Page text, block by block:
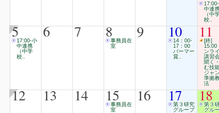
中連
（中
校..
517:00‐小
中連携
（中学
校..
6 7 8事務員在
室
9 10
14：00-
17：00
パーマー
賞..
11
[終]
15:00
ンラ
講習
聞く
む技
ジャ
準拠
法
12 13 14 15
事務員在
室
16 17
第３研究
グループ
18
第３
グル